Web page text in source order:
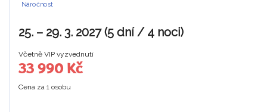
Náročnost
25. – 29. 3. 2027 (5 dní / 4 noci)
Včetně VIP vyzvednutí
33 990 Kč
Cena za 1 osobu